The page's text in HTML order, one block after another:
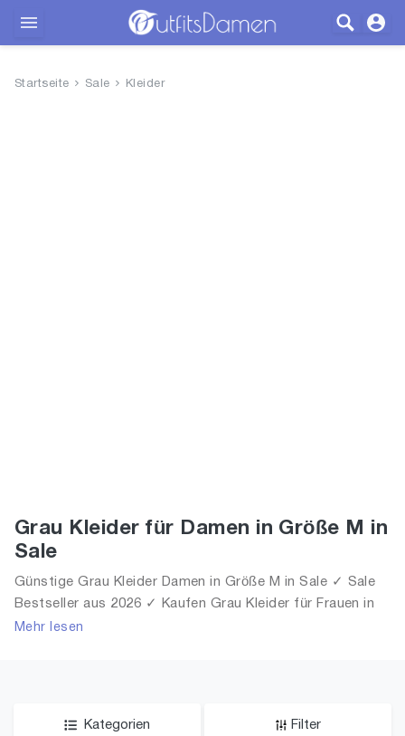
Startseite Sale Kleider
Grau Kleider für Damen in Größe M in
Sale
Günstige Grau Kleider Damen in Größe M in Sale ✓ Sale
Bestseller aus 2026 ✓ Kaufen Grau Kleider für Frauen in
Größe M in Sale!
Mehr lesen
Kategorien Filter